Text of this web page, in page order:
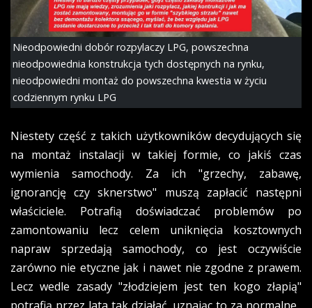
Nieodpowiedni dobór rozpylaczy LPG, powszechna
nieodpowiednia konstrukcja tych dostępnych na rynku,
nieodpowiedni montaż do powszechna kwestia w życiu
codziennym rynku LPG
Niestety część z takich użytkowników decydujących się
na montaż instalacji w takiej formie, co jakiś czas
wymienia samochody. Za ich "grzechy, zabawę,
ignorancję czy sknerstwo" muszą zapłacić następni
właściciele. Potrafią doświadczać problemów po
zamontowaniu lecz celem uniknięcia kosztownych
napraw sprzedają samochody, co jest oczywiście
zarówno nie etyczne jak i nawet nie zgodne z prawem.
Lecz wedle zasady "złodziejem jest ten kogo złapią"